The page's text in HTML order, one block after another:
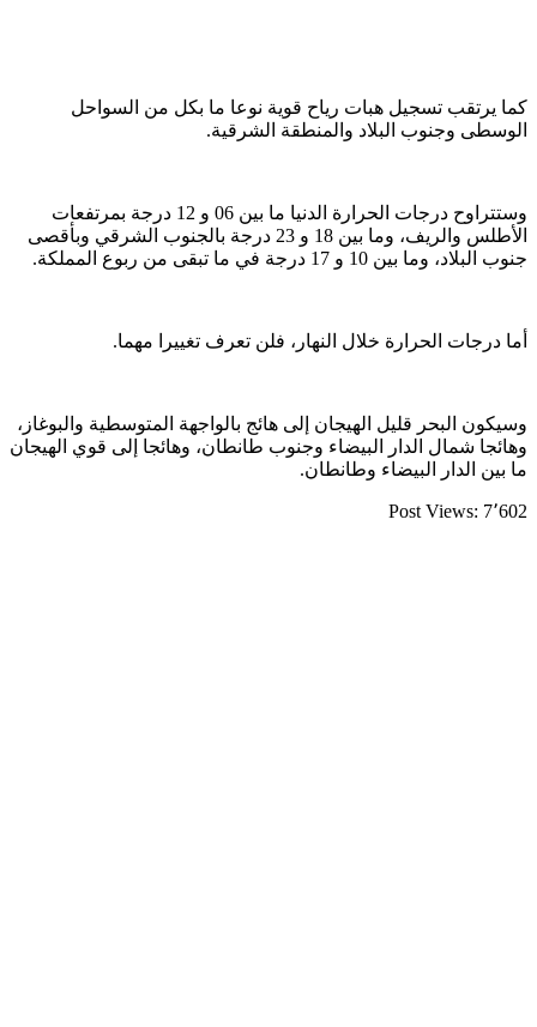
كما يرتقب تسجيل هبات رياح قوية نوعا ما بكل من السواحل
الوسطى وجنوب البلاد والمنطقة الشرقية.
وستتراوح درجات الحرارة الدنيا ما بين 06 و 12 درجة بمرتفعات
الأطلس والريف، وما بين 18 و 23 درجة بالجنوب الشرقي وبأقصى
جنوب البلاد، وما بين 10 و 17 درجة في ما تبقى من ربوع المملكة.
أما درجات الحرارة خلال النهار، فلن تعرف تغييرا مهما.
وسيكون البحر قليل الهيجان إلى هائج بالواجهة المتوسطية والبوغاز،
وهائجا شمال الدار البيضاء وجنوب طانطان، وهائجا إلى قوي الهيجان
ما بين الدار البيضاء وطانطان.
Post Views: 7٬602